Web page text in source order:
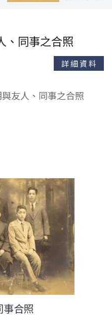
、同事之合照
詳細資料
友人、同事之合照
合照